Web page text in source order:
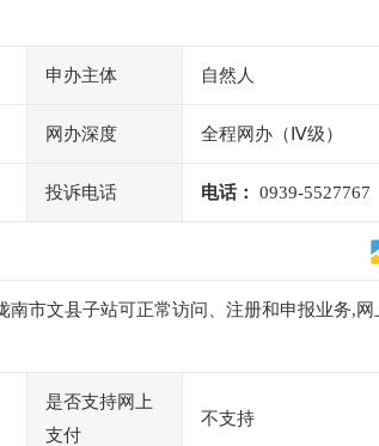
申办主体 自然人
网办深度 全程网办（Ⅳ级）
投诉电话 电话： 0939-5527767
市文县子站可正常访问、注册和申报业务,
是否支持网上
支付
不支持